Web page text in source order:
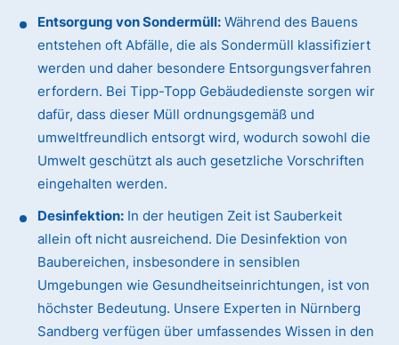
Entsorgung von Sondermüll: Während des Bauens
entstehen oft Abfälle, die als Sondermüll klassifiziert
werden und daher besondere Entsorgungsverfahren
erfordern. Bei Tipp-Topp Gebäudedienste sorgen wir
dafür, dass dieser Müll ordnungsgemäß und
umweltfreundlich entsorgt wird, wodurch sowohl die
Umwelt geschützt als auch gesetzliche Vorschriften
eingehalten werden.
Desinfektion: In der heutigen Zeit ist Sauberkeit
allein oft nicht ausreichend. Die Desinfektion von
Baubereichen, insbesondere in sensiblen
Umgebungen wie Gesundheitseinrichtungen, ist von
höchster Bedeutung. Unsere Experten in Nürnberg
Sandberg verfügen über umfassendes Wissen in den